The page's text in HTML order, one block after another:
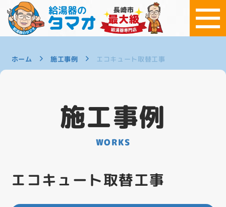
ホーム 施工事例 エコキュート取替工事
施工事例
WORKS
エコキュート取替工事